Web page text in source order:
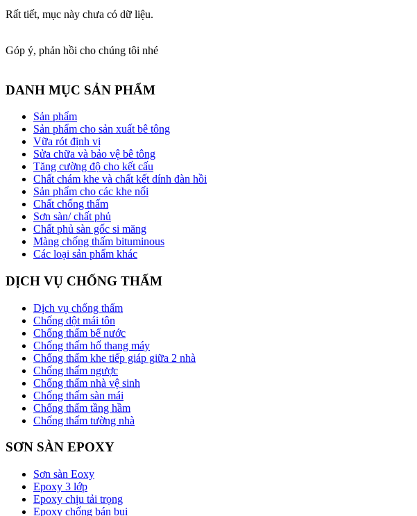
Rất tiết, mục này chưa có dữ liệu.
Góp ý, phản hồi cho chúng tôi nhé
DANH MỤC SẢN PHẨM
Sản phẩm
Sản phẩm cho sản xuất bê tông
Vữa rót định vị
Sửa chữa và bảo vệ bê tông
Tăng cường độ cho kết cấu
Chất chám khe và chất kết dính đàn hồi
Sản phẩm cho các khe nối
Chất chống thấm
Sơn sàn/ chất phủ
Chất phủ sàn gốc si măng
Màng chống thấm bituminous
Các loại sản phẩm khác
DỊCH VỤ CHỐNG THẤM
Dịch vụ chống thấm
Chống dột mái tôn
Chống thấm bể nước
Chống thấm hố thang máy
Chống thấm khe tiếp giáp giữa 2 nhà
Chống thấm ngược
Chống thấm nhà vệ sinh
Chống thấm sàn mái
Chống thấm tầng hầm
Chống thấm tường nhà
SƠN SÀN EPOXY
Sơn sàn Eoxy
Epoxy 3 lớp
Epoxy chịu tải trọng
Epoxy chống bán bụi